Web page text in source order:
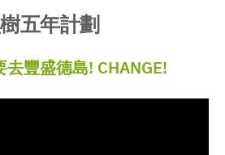
五年計劃
豐盛德島! CHANGE!